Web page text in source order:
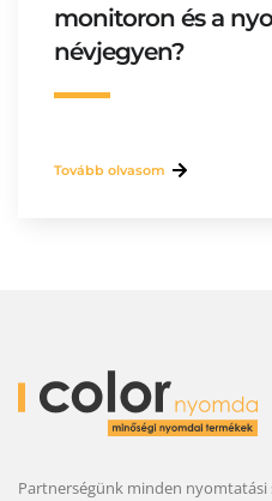
monitoron és a
névjegyen?
Tovább olvasom
Partnerségünk minden